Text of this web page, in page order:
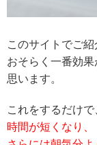
このサイトでご
おそらく一番効
思います。
これをするだけで
時間が短くなり、